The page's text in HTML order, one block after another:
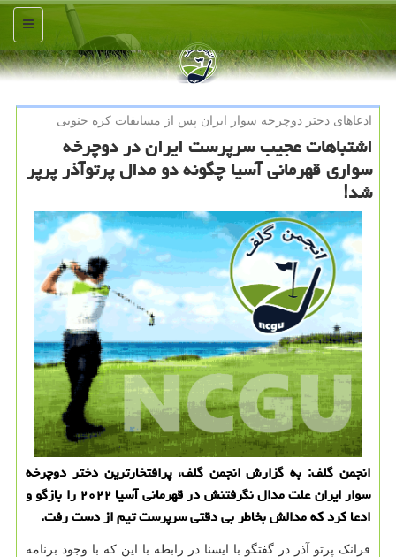
منو
ادعاهای دختر دوچرخه سوار ایران پس از مسابقات كره جنوبی
اشتباهات عجیب سرپرست ایران در دوچرخه
سواری قهرمانی آسیا چگونه دو مدال پرتوآذر پرپر
شد!
انجمن گلف: به گزارش انجمن گلف، پرافتخارترین دختر دوچرخه
سوار ایران علت مدال نگرفتنش در قهرمانی آسیا ۲۰۲۲ را بازگو و
ادعا کرد که مدالش بخاطر بی دقتی سرپرست تیم از دست رفت.
فرانک پرتو آذر در گفتگو با ایسنا در رابطه با این که با وجود برنامه